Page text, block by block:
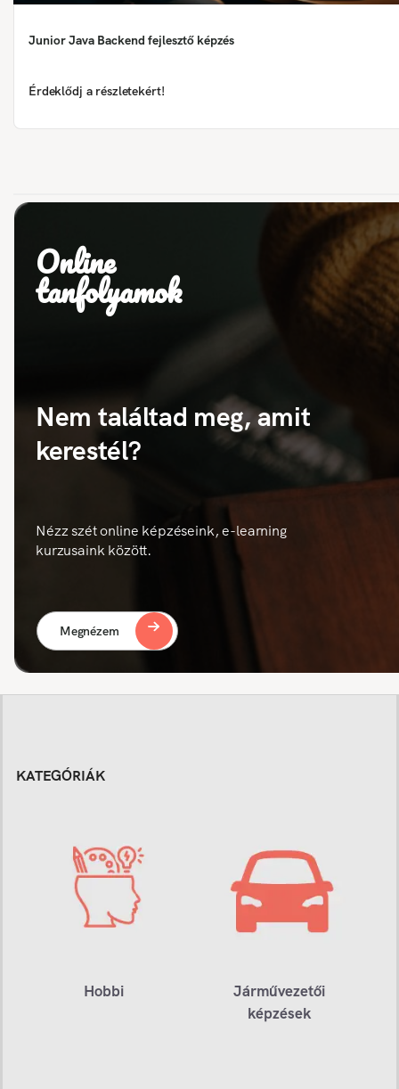
Junior Java Backend fejlesztő képzés
Érdeklődj a részletekért!
Online
tanfolyamok
Nem találtad meg, amit
kerestél?
Nézz szét online képzéseink, e-learning
kurzusaink között.
Megnézem
KATEGÓRIÁK
Hobbi
Járművezetői
képzések